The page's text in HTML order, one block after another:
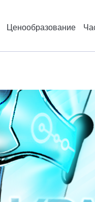
Ценообразование